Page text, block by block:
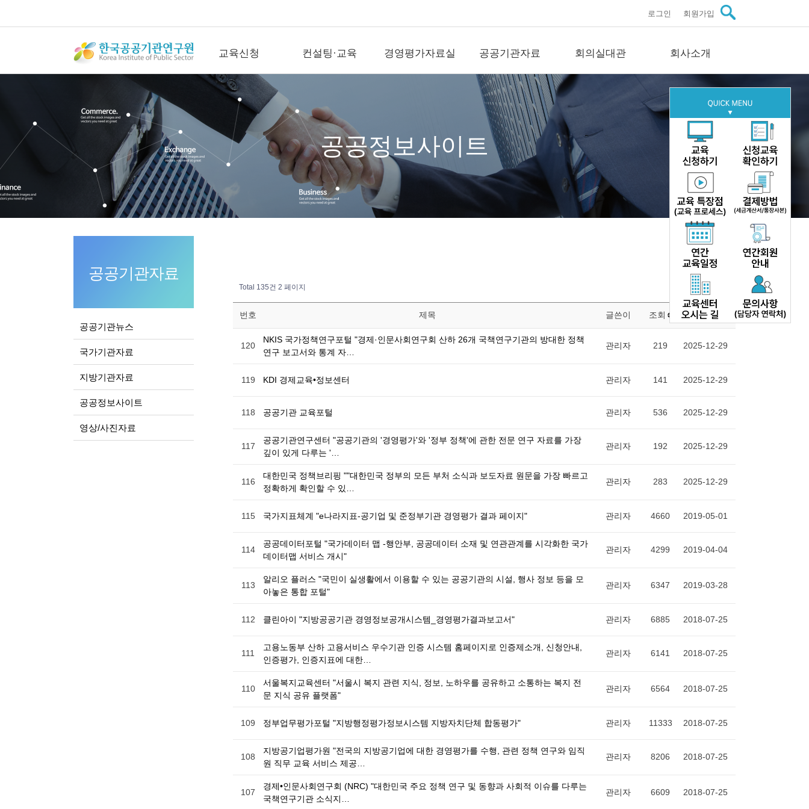
회원가입
로그인
교육신청 컨설팅·교육 경영평가자료실 공공기관자료 회의실대관 회사소개
교육신청
공개교육신청
컨퍼런스신청
직무관리사(SME)신
연간회원신청
수강후기
갤러리
문의
경평교수섭외
전문교육위탁(워크
숍)
경영평가/자문
지표개발/개선
출자출연기관평가
역대평가위원
공공기관자료
공공기관뉴스
국가기관자료
지방기관자료
공공정보사이트
영상/사진자료
미션·비전·연혁
주요실적
오시는길
문의
공공정보사이트
공공기관자료
공공기관뉴스
국가기관자료
지방기관자료
공공정보사이트
영상/사진자료
Total 135건 2 페이지
번호 제목 글쓴이 조회 날짜
120
NKIS 국가정책연구포털 "경제·인문사회연구회 산하 26개 국책연구기관의 방대한 정책
연구 보고서와 통계 자…
관리자 219 2025-12-29
119 KDI 경제교육•정보센터 관리자 141 2025-12-29
118 공공기관 교육포털 관리자 536 2025-12-29
117
공공기관연구센터 "공공기관의 '경영평가'와 '정부 정책'에 관한 전문 연구 자료를 가장
깊이 있게 다루는 '…
관리자 192 2025-12-29
116
대한민국 정책브리핑 ""대한민국 정부의 모든 부처 소식과 보도자료 원문을 가장 빠르고
정확하게 확인할 수 있…
관리자 283 2025-12-29
115 국가지표체계 "e나라지표-공기업 및 준정부기관 경영평가 결과 페이지" 관리자 4660 2019-05-01
114
공공데이터포털 "국가데이터 맵 -행안부, 공공데이터 소재 및 연관관계를 시각화한 국가
데이터맵 서비스 개시"
관리자 4299 2019-04-04
113
알리오 플러스 "국민이 실생활에서 이용할 수 있는 공공기관의 시설, 행사 정보 등을 모
아놓은 통합 포털"
관리자 6347 2019-03-28
112 클린아이 "지방공공기관 경영정보공개시스템_경영평가결과보고서" 관리자 6885 2018-07-25
111
고용노동부 산하 고용서비스 우수기관 인증 시스템 홈페이지로 인증제소개, 신청안내,
인증평가, 인증지표에 대한…
관리자 6141 2018-07-25
110
서울복지교육센터 "서울시 복지 관련 지식, 정보, 노하우를 공유하고 소통하는 복지 전
문 지식 공유 플랫폼"
관리자 6564 2018-07-25
109 정부업무평가포털 "지방행정평가정보시스템 지방자치단체 합동평가" 관리자 11333 2018-07-25
108
지방공기업평가원 "전국의 지방공기업에 대한 경영평가를 수행, 관련 정책 연구와 임직
원 직무 교육 서비스 제공…
관리자 8206 2018-07-25
107
경제•인문사회연구회 (NRC) "대한민국 주요 정책 연구 및 동향과 사회적 이슈를 다루는
국책연구기관 소식지…
관리자 6609 2018-07-25